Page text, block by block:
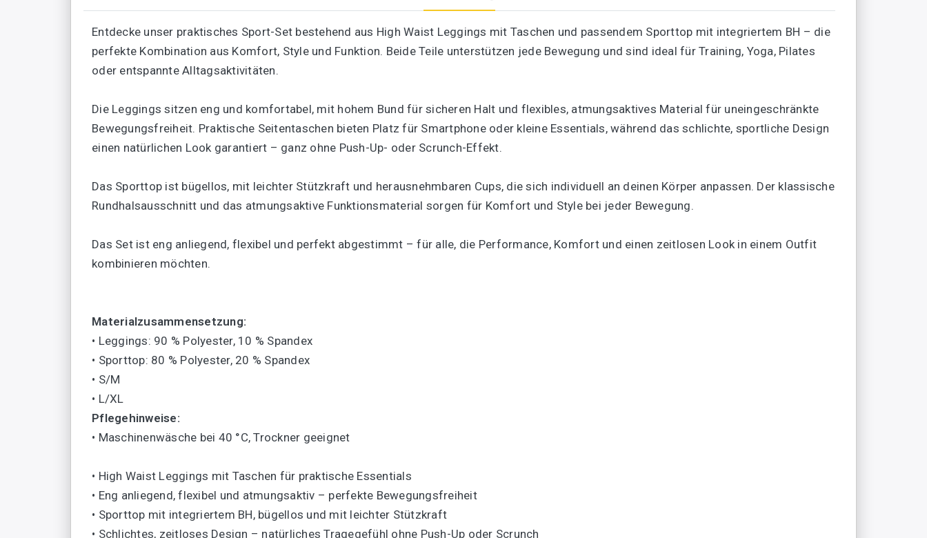
Entdecke unser praktisches Sport-Set bestehend aus High Waist Leggings mit Taschen und passendem Sporttop mit integriertem BH – die
perfekte Kombination aus Komfort, Style und Funktion. Beide Teile unterstützen jede Bewegung und sind ideal für Training, Yoga, Pilates
oder entspannte Alltagsaktivitäten.
Die Leggings sitzen eng und komfortabel, mit hohem Bund für sicheren Halt und flexibles, atmungsaktives Material für uneingeschränkte
Bewegungsfreiheit. Praktische Seitentaschen bieten Platz für Smartphone oder kleine Essentials, während das schlichte, sportliche Design
einen natürlichen Look garantiert – ganz ohne Push-Up- oder Scrunch-Effekt.
Das Sporttop ist bügellos, mit leichter Stützkraft und herausnehmbaren Cups, die sich individuell an deinen Körper anpassen. Der klassische
Rundhalsausschnitt und das atmungsaktive Funktionsmaterial sorgen für Komfort und Style bei jeder Bewegung.
Das Set ist eng anliegend, flexibel und perfekt abgestimmt – für alle, die Performance, Komfort und einen zeitlosen Look in einem Outfit
kombinieren möchten.
Materialzusammensetzung:
• Leggings: 90 % Polyester, 10 % Spandex
• Sporttop: 80 % Polyester, 20 % Spandex
• S/M
• L/XL
Pflegehinweise:
• Maschinenwäsche bei 40 °C, Trockner geeignet
• High Waist Leggings mit Taschen für praktische Essentials
• Eng anliegend, flexibel und atmungsaktiv – perfekte Bewegungsfreiheit
• Sporttop mit integriertem BH, bügellos und mit leichter Stützkraft
• Schlichtes, zeitloses Design – natürliches Tragegefühl ohne Push-Up oder Scrunch